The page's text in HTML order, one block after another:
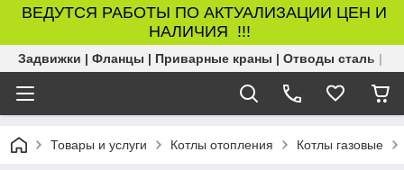
ВЕДУТСЯ РАБОТЫ ПО АКТУАЛИЗАЦИИ ЦЕН И
НАЛИЧИЯ !!!
Задвижки | Фланцы | Приварные краны | Отводы сталь |
Товары и услуги Котлы отопления Котлы газовые